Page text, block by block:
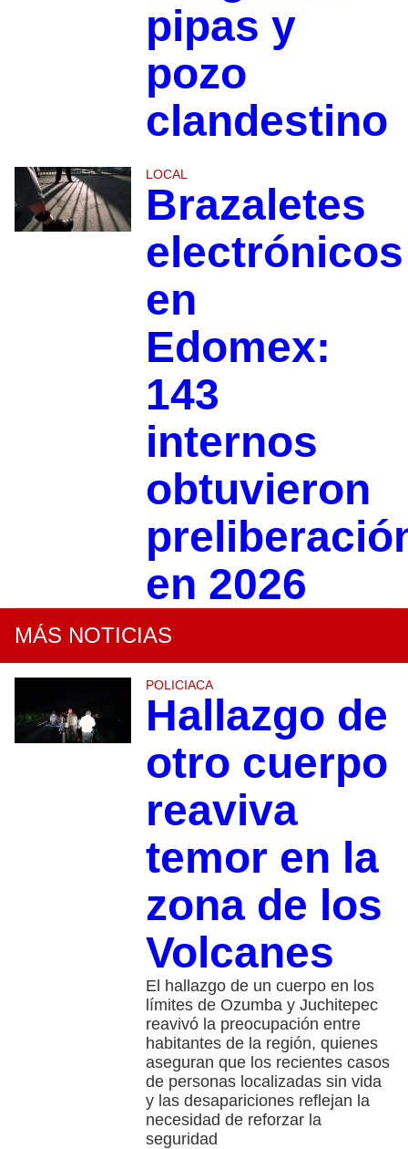
pipas y
pozo
clandestino
LOCAL
Brazaletes
electrónicos
en
Edomex:
143
internos
obtuvieron
en 2026
MÁS NOTICIAS
POLICIACA
Hallazgo de
otro cuerpo
reaviva
temor en la
zona de los
Volcanes
El hallazgo de un cuerpo en los
límites de Ozumba y Juchitepec
reavivó la preocupación entre
habitantes de la región, quienes
aseguran que los recientes casos
de personas localizadas sin vida
y las desapariciones reflejan la
necesidad de reforzar la
seguridad